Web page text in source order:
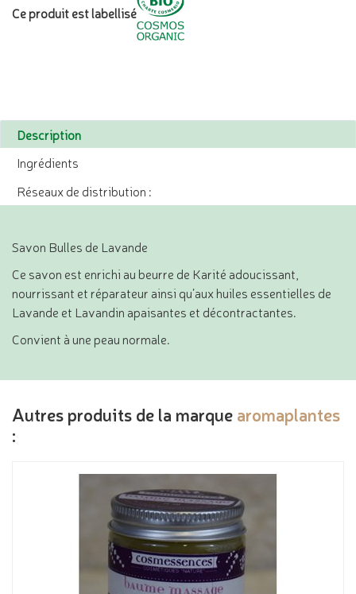
Ce produit est labellisé
Description
Ingrédients
Réseaux de distribution :
Savon Bulles de Lavande
Ce savon est enrichi au beurre de Karité adoucissant,
nourrissant et réparateur ainsi qu’aux huiles essentielles de
Lavande et Lavandin apaisantes et décontractantes.
Convient à une peau normale.
Autres produits de la marque aromaplantes
: